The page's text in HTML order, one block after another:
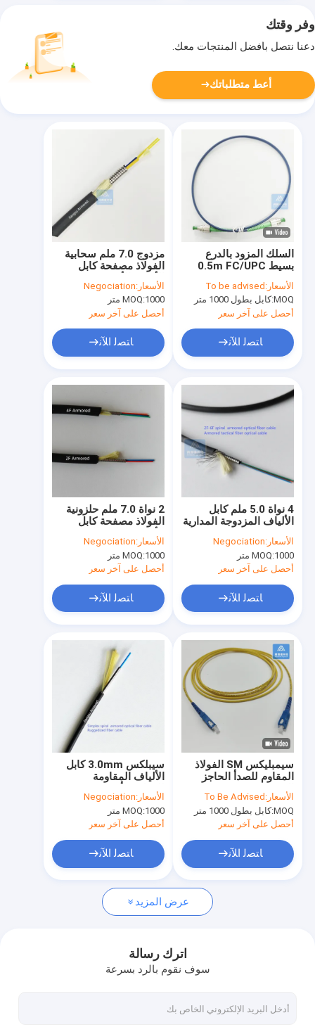
المنتجات
أشرطة فيديو
جولة في المعمل
ضبط الجودة
اتصل بنا
أخبار
كابل الألياف البصرية المدرع
MPO Patch Cord
سلك التصحيح CPRI لـ FTTA
وفر وقتك
دعنا نتصل بأفضل المنتجات معك.
أعط متطلباتك
مزدوج 7.0 ملم سحابية
الفولاذ مصفحة كابل
FTTA Patch Jumper
CPRI كابل الألياف
الأسعار:Negociation
MOQ:1000 متر
أحصل على آخر سعر
ﺎﺘﺼﻟ ﺍﻶﻧ
السلك المزود بالدرع
بسيط 0.5m FC/UPC
Connector 3.0mm
Blue LSZH FTTH
مقاوم للنار
الأسعار: To be advised
MOQ: كابل بطول 1000 متر
أحصل على آخر سعر
ﺎﺘﺼﻟ ﺍﻶﻧ
2 نواة 7.0 ملم حلزونية
الفولاذ مصفحة كابل
الألياف العازلة الضيقة
الأسود LSZH FTTH
FTTA مقاوم للقوارض
الأسعار:Negociation
MOQ:1000 متر
أحصل على آخر سعر
ﺎﺘﺼﻟ ﺍﻶﻧ
4 نواة 5.0 ملم كابل
الألياف المزدوجة المدارية
سوداء عسكرية تكتيكية
الأسعار:Negociation
MOQ:1000 متر
أحصل على آخر سعر
ﺎﺘﺼﻟ ﺍﻶﻧ
سيبلكس 3.0mm كابل
الألياف المقاومة
FTTH
الأسعار:Negociation
MOQ:1000 متر
أحصل على آخر سعر
ﺎﺘﺼﻟ ﺍﻶﻧ
سيمبليكس SM الفولاذ
المقاوم للصدأ الحاجز
3.0mm السترة الصفراء
LSZH
الأسعار: To Be Advised
MOQ: كابل بطول 1000 متر
أحصل على آخر سعر
ﺎﺘﺼﻟ ﺍﻶﻧ
عرض المزيد
اترك رسالة
سوف نقوم بالرد بسرعة